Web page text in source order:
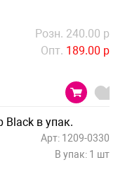
Розн. 240.00 р
Опт. 189.00 р
в упак.
Арт: 1209-0330
В упак: 1 шт